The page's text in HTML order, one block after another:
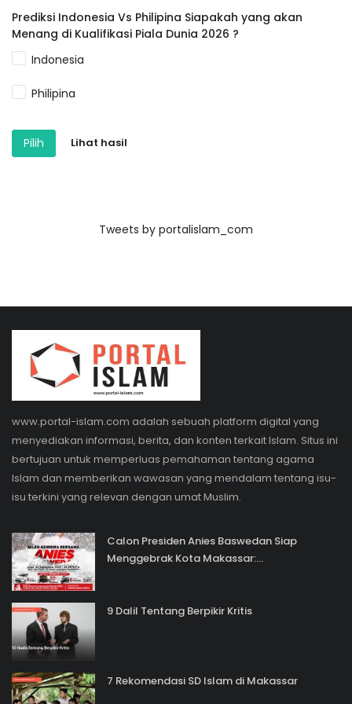
Prediksi Indonesia Vs Philipina Siapakah yang akan
Menang di Kualifikasi Piala Dunia 2026 ?
Indonesia
Philipina
Pilih Lihat hasil
Tweets by portalislam_com
www.portal-islam.com adalah sebuah platform digital yang
menyediakan informasi, berita, dan konten terkait Islam. Situs ini
bertujuan untuk memperluas pemahaman tentang agama
Islam dan memberikan wawasan yang mendalam tentang isu-
isu terkini yang relevan dengan umat Muslim.
Calon Presiden Anies Baswedan Siap
Menggebrak Kota Makassar:...
9 Dalil Tentang Berpikir Kritis
7 Rekomendasi SD Islam di Makassar